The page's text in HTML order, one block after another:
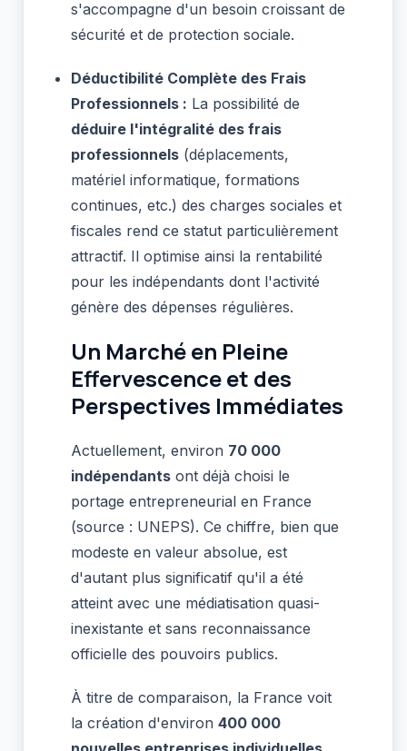
s'accompagne d'un besoin croissant de
sécurité et de protection sociale.
Déductibilité Complète des Frais
Professionnels : La possibilité de
déduire l'intégralité des frais
professionnels (déplacements,
matériel informatique, formations
continues, etc.) des charges sociales et
fiscales rend ce statut particulièrement
attractif. Il optimise ainsi la rentabilité
pour les indépendants dont l'activité
génère des dépenses régulières.
Un Marché en Pleine
Effervescence et des
Perspectives Immédiates
Actuellement, environ 70 000
indépendants ont déjà choisi le
portage entrepreneurial en France
(source : UNEPS). Ce chiffre, bien que
modeste en valeur absolue, est
d'autant plus significatif qu'il a été
atteint avec une médiatisation quasi-
inexistante et sans reconnaissance
officielle des pouvoirs publics.
À titre de comparaison, la France voit
la création d'environ 400 000